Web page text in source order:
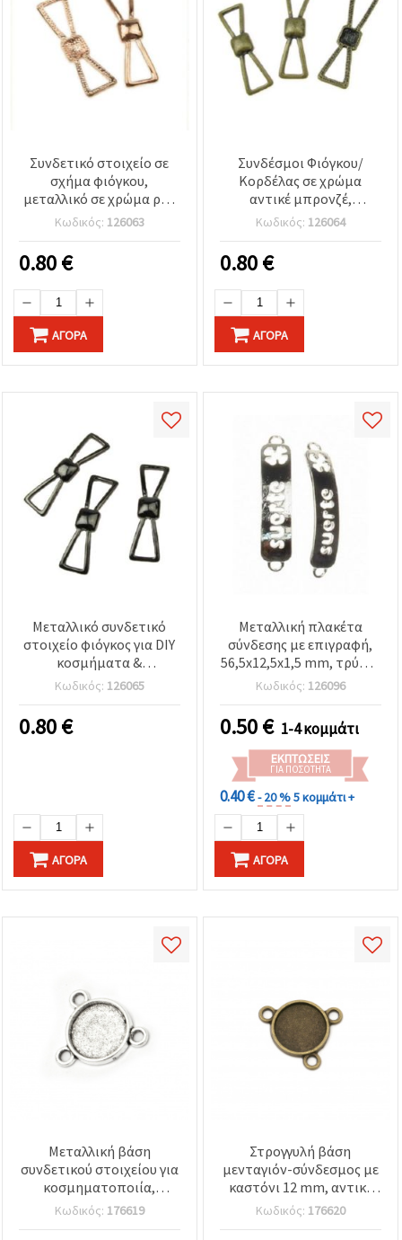
Συνδετικό στοιχείο σε
σχήμα φιόγκου,
μεταλλικό σε χρώμα ροζ
χρυσό, 38x11x3 mm,
εξαρτήματα
κοσμηματοποιίας για
βραχιόλια & κολιέ, 2 τμχ
Κωδικός: 126063
0.80€
ΑΓΟΡΆ
Συνδέσμοι Φιόγκου/
Κορδέλας σε χρώμα
αντικέ μπρονζέ,
μεταλλικό κράμα,
38x11x3 mm – Ευρήματα
Κοσμηματοποιίας για DIY
κολιέ & βραχιόλια,
συσκευασία 2 τεμ.
Κωδικός: 126064
0.80€
ΑΓΟΡΆ
Μεταλλικό συνδετικό
στοιχείο φιόγκος για DIY
κοσμήματα &
χειροτεχνίες, 38x11x3
mm, χρώμα γραφίτη - 2
Κωδικός: 126065
0.80€
ΑΓΟΡΆ
Μεταλλική πλακέτα
σύνδεσης με επιγραφή,
56,5x12,5x1,5 mm, τρύπα:
4 mm, ασημί χρώμα για
χειροτεχνίες &
κοσμήματα
Κωδικός: 126096
0.50€ 1-4 κομμάτι
ΕΚΠΤΏΣΕΙΣ
ΓΙΑ ΠΟΣΌΤΗΤΑ
0.40 €- 20 %5 κομμάτι +
ΑΓΟΡΆ
Μεταλλική βάση
συνδετικού στοιχείου για
κοσμηματοποιία,
18.5x16.5x2 mm, πλακίδιο
12 mm, οπή 2 mm, αντικέ
Κωδικός: 176619
Στρογγυλή βάση
μενταγιόν-σύνδεσμος με
καστόνι 12 mm, αντικέ
μπρονζέ, μεταλλικό
κράμα, 18.5x16.5x2 mm,
Κωδικός: 176620